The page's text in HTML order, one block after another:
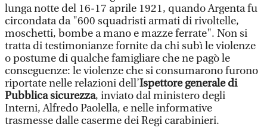
lunga notte del 16-17 aprile 1921, quando Argenta fu
circondata da "600 squadristi armati di rivoltelle,
moschetti, bombe a mano e mazze ferrate". Non si
tratta di testimonianze fornite da chi subì le violenze
o postume di qualche famigliare che ne pagò le
conseguenze: le violenze che si consumarono furono
riportate nelle relazioni dell’Ispettore generale di
Pubblica sicurezza, inviato dal ministero degli
Interni, Alfredo Paolella, e nelle informative
trasmesse dalle caserme dei Regi carabinieri.